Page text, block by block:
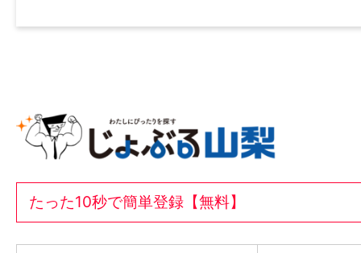
たった10秒で簡単登録【無料】